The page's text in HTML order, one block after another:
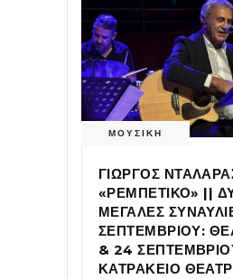
ΜΟΥΣΙΚΗ
ΓΙΩΡΓΟΣ
«ΡΕΜΠΕΤΙΚΟ» ||
ΜΕΓΑΛΕΣ
ΣΕΠΤΕΜΒΡΙΟΥ:
& 24
ΚΑΤΡΑΚΕΙΟ